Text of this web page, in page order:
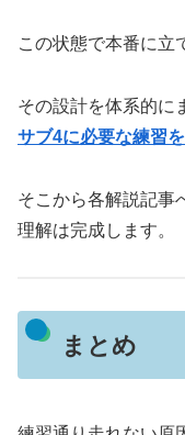
この状態で本番に立
その設計を体系的に
サブ4に必要な練習
そこから各解説記事
理解は完成します。
まとめ